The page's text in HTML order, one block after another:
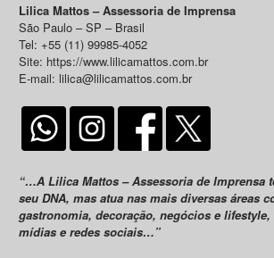
Lilica Mattos – Assessoria de Imprensa
São Paulo – SP – Brasil
Tel: +55 (11) 99985-4052
Site: https://www.lilicamattos.com.br
E-mail: lilica@lilicamattos.com.br
“…A Lilica Mattos – Assessoria de Imprensa
seu DNA, mas atua nas mais diversas áreas
gastronomia, decoração, negócios e lifestyle,
mídias e redes sociais…”